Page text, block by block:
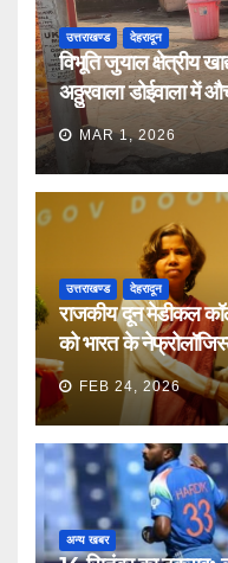
उत्तराखण्ड देहरादून
विभूति जुयाल क्षेत्रीय
अठ्ठुरवाला डोईवाला में
MAR 1, 2026
उत्तराखण्ड देहरादून
राजकीय दून मेडीकल
को भारत के
FEB 24, 2026
अन्य खबर